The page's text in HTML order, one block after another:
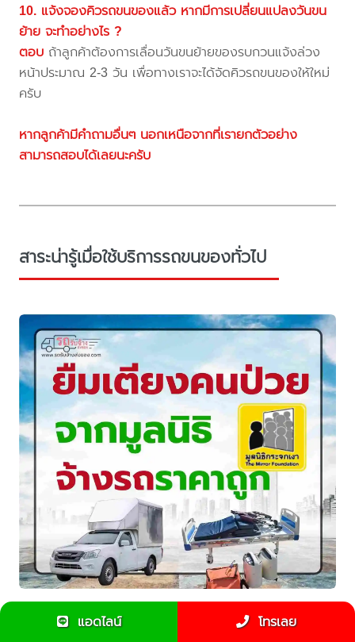
10. แจ้งจองคิวรถขนของแล้ว หากมีการเปลี่ยนแปลงวันขน
ย้าย จะทำอย่างไร ?
ตอบ ถ้าลูกค้าต้องการเลื่อนวันขนย้ายของรบกวนแจ้งล่วง
หน้าประมาณ 2-3 วัน เพื่อทางเราจะได้จัดคิวรถขนของให้ใหม่
ครับ
หากลูกค้ามีคำถามอื่นๆ นอกเหนือจากที่เรายกตัวอย่าง
สามารถสอบได้เลยนะครับ
สาระน่ารู้เมื่อใช้บริการรถขนของทั่วไป
บริการรถขนย้ายยืมเตียงคนป่วยมูลนิธิกระจกเงา - ราคาถูก
แอดไลน์ โทรเลย